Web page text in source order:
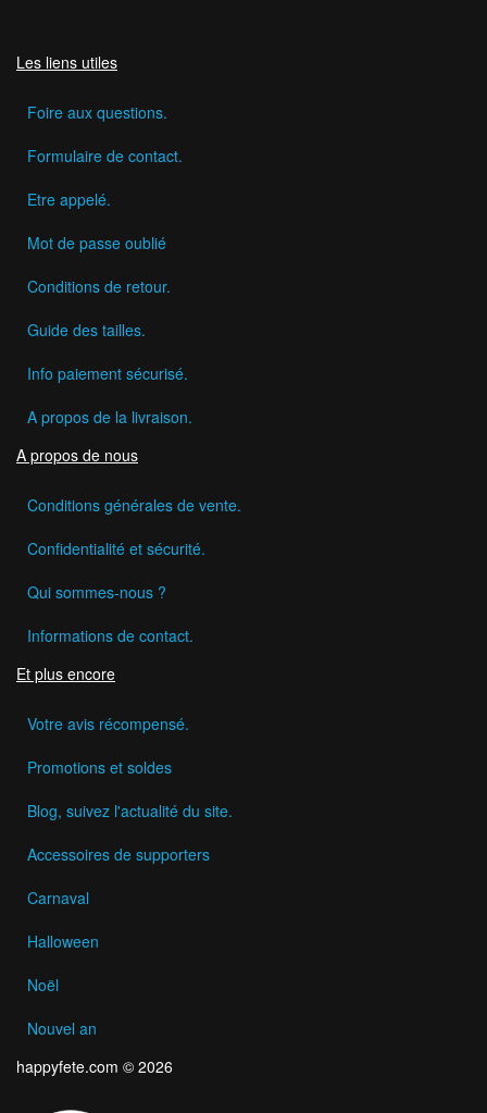
Les liens utiles
Foire aux questions.
Formulaire de contact.
Etre appelé.
Mot de passe oublié
Conditions de retour.
Guide des tailles.
Info paiement sécurisé.
A propos de la livraison.
A propos de nous
Conditions générales de vente.
Confidentialité et sécurité.
Qui sommes-nous ?
Informations de contact.
Et plus encore
Votre avis récompensé.
Promotions et soldes
Blog, suivez l'actualité du site.
Accessoires de supporters
Carnaval
Halloween
Noël
Nouvel an
happyfete.com © 2026